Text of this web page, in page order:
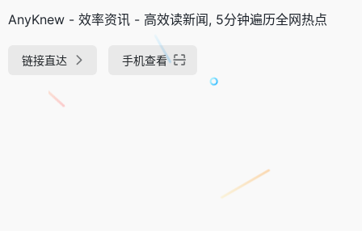
AnyKnew - 效率资讯 - 高效读新闻, 5分钟遍历全网热点
链接直达 手机查看